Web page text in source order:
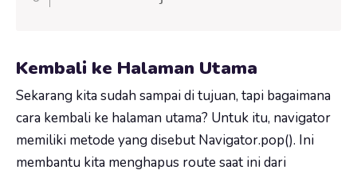
Kembali ke Halaman Utama
Sekarang kita sudah sampai di tujuan, tapi bagaimana
cara kembali ke halaman utama? Untuk itu, navigator
memiliki metode yang disebut Navigator.pop(). Ini
membantu kita menghapus route saat ini dari